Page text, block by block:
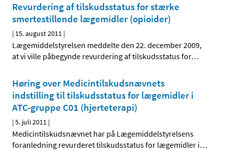
Revurdering af tilskudsstatus for stærke
smertestillende lægemidler (opioider)
| 15. august 2011 |
Lægemiddelstyrelsen meddelte den 22. december 2009,
at vi ville påbegynde revurdering af tilskudsstatus for…
Høring over Medicintilskudsnævnets
indstilling til tilskudsstatus for lægemidler i
ATC-gruppe C01 (hjerteterapi)
|5. juli 2011 |
Medicintilskudsnævnet har på Lægemiddelstyrelsens
foranledning revurderet tilskudsstatus for lægemidler i…